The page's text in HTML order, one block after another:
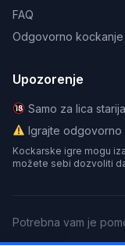
FAQ
Odgovorno kockanje
Upozorenje
Samo za lica
Igrajte odgovorno
Kockarske igre mogu
možete sebi dozvoliti
Potrebna vam je